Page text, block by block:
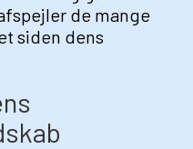
de mange
siden dens